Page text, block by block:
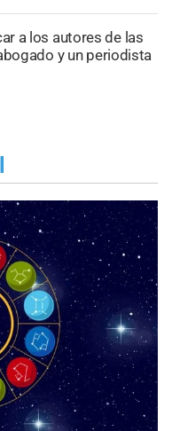
a los autores de las
y un periodista